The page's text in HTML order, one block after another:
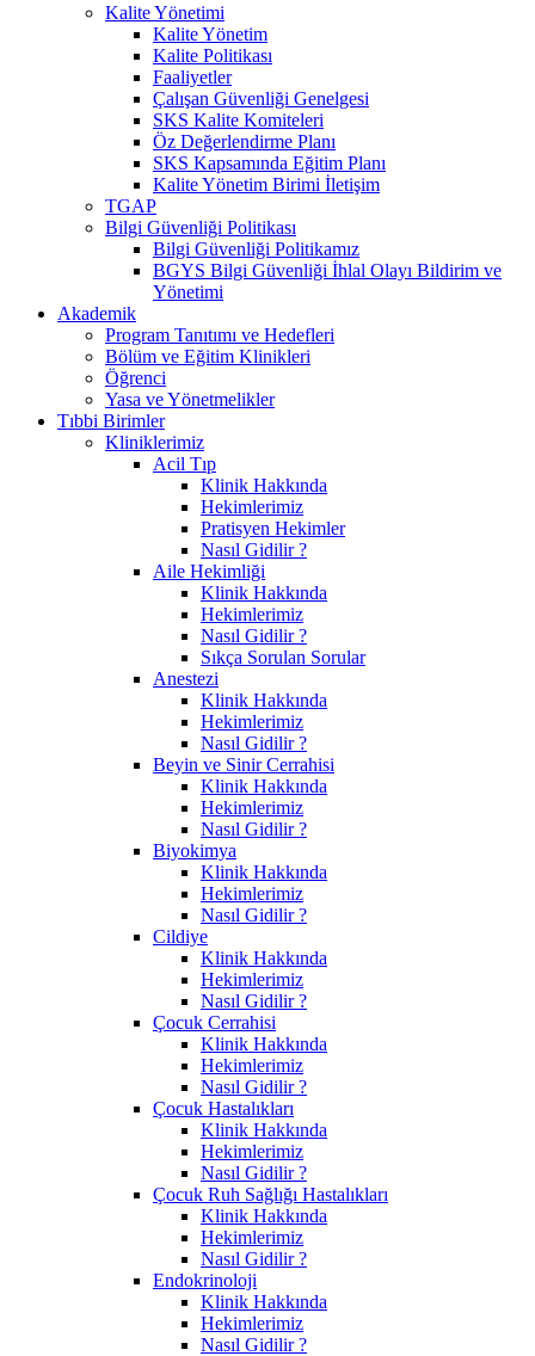
Kalite Yönetimi
Kalite Yönetim
Kalite Politikası
Faaliyetler
Çalışan Güvenliği Genelgesi
SKS Kalite Komiteleri
Öz Değerlendirme Planı
SKS Kapsamında Eğitim Planı
Kalite Yönetim Birimi İletişim
TGAP
Bilgi Güvenliği Politikası
Bilgi Güvenliği Politikamız
BGYS Bilgi Güvenliği İhlal Olayı Bildirim ve
Yönetimi
Akademik
Program Tanıtımı ve Hedefleri
Bölüm ve Eğitim Klinikleri
Öğrenci
Yasa ve Yönetmelikler
Tıbbi Birimler
Kliniklerimiz
Acil Tıp
Klinik Hakkında
Hekimlerimiz
Pratisyen Hekimler
Nasıl Gidilir ?
Aile Hekimliği
Klinik Hakkında
Hekimlerimiz
Nasıl Gidilir ?
Sıkça Sorulan Sorular
Anestezi
Klinik Hakkında
Hekimlerimiz
Nasıl Gidilir ?
Beyin ve Sinir Cerrahisi
Klinik Hakkında
Hekimlerimiz
Nasıl Gidilir ?
Biyokimya
Klinik Hakkında
Hekimlerimiz
Nasıl Gidilir ?
Cildiye
Klinik Hakkında
Hekimlerimiz
Nasıl Gidilir ?
Çocuk Cerrahisi
Klinik Hakkında
Hekimlerimiz
Nasıl Gidilir ?
Çocuk Hastalıkları
Klinik Hakkında
Hekimlerimiz
Nasıl Gidilir ?
Çocuk Ruh Sağlığı Hastalıkları
Klinik Hakkında
Hekimlerimiz
Nasıl Gidilir ?
Endokrinoloji
Klinik Hakkında
Hekimlerimiz
Nasıl Gidilir ?